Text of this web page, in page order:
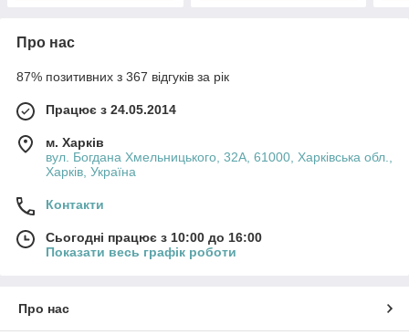
Про нас
87% позитивних з 367 відгуків за рік
Працює з 24.05.2014
м. Харків
вул. Богдана Хмельницького, 32А, 61000, Харківська обл.,
Харків, Україна
Контакти
Сьогодні працює з 10:00 до 16:00
Показати весь графік роботи
Про нас